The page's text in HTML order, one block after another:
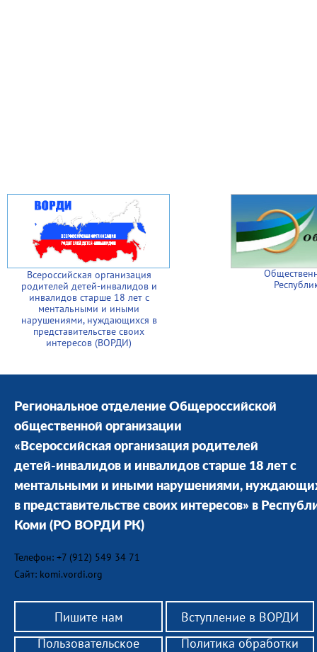
Всероссийская организация
родителей детей-инвалидов и
инвалидов старше 18 лет с
ментальными и иными
нарушениями, нуждающихся в
представительстве своих
интересов (ВОРДИ)
Региональное отделение Общероссийской
общественной организации
«Всероссийская организация родителей
детей-инвалидов и инвалидов старше 18 лет с
ментальными и иными нарушениями,
в представительстве своих интересов» в
Коми (РО ВОРДИ РК)
Телефон: +7 (912) 549 34 71
Сайт: komi.vordi.org
Пишите нам Вступление в ВОРДИ
Пользовательское
Политика обработки